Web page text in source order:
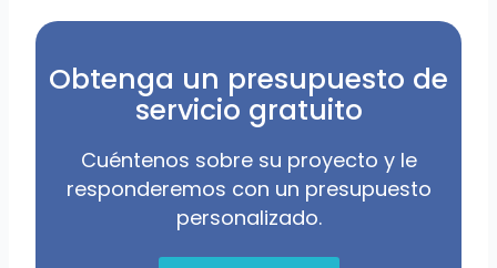
Obtenga un presupuesto de
servicio gratuito
Cuéntenos sobre su proyecto y le
responderemos con un presupuesto
personalizado.